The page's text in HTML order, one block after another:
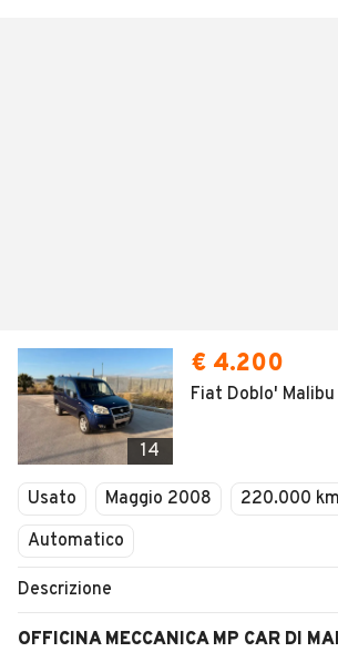
14
€ 4.200
Fiat Doblo' Malibu
Usato Maggio 2008 220.000 km
Automatico
Descrizione